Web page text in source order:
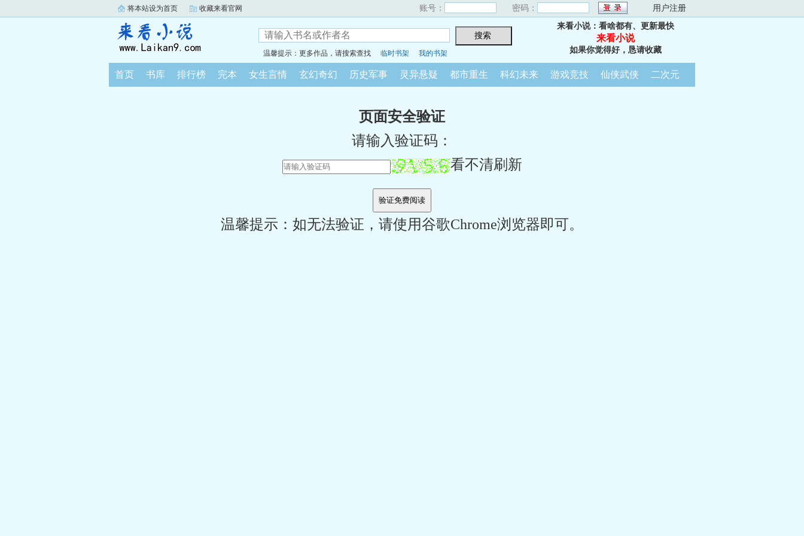
将本站设为首页 收藏来看官网 账号： 密码： 用户注册
温馨提示：更多作品，请搜索查找 临时书架 我的书架
来看小说：看啥都有、更新最快
来看小说
如果你觉得好，恳请收藏
首页 书库 排行榜 完本 女生言情 玄幻奇幻 历史军事 灵异悬疑 都市重生 科幻未来 游戏竞技 仙侠武侠 二次元
页面安全验证
请输入验证码：
看不清刷新
温馨提示：如无法验证，请使用谷歌Chrome浏览器即可。